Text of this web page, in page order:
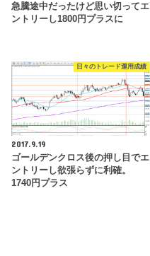
急騰途中だったけど思い切ってエ
ントリーし1800円プラスに
日々のトレード運用成績
2017.9.19
ゴールデンクロス後の押し目でエ
ントリーし欲張らずに利確。
1740円プラス